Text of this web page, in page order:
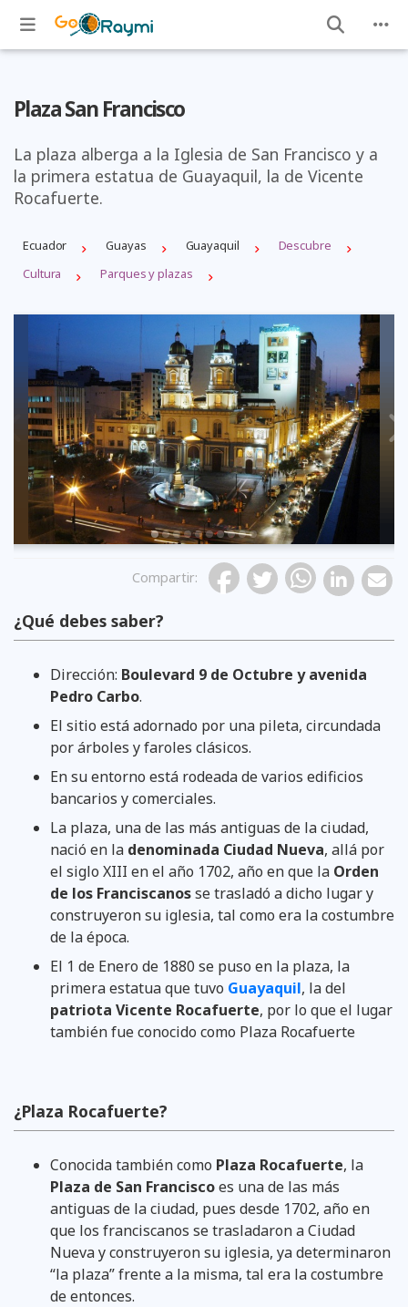
Plaza San Francisco
La plaza alberga a la Iglesia de San Francisco y a
la primera estatua de Guayaquil, la de Vicente
Rocafuerte.
Ecuador Guayas Guayaquil
Descubre
Cultura
Parques y plazas
Previous
Compartir:
¿Qué debes saber?
Dirección: Boulevard 9 de Octubre y avenida
Pedro Carbo.
El sitio está adornado por una pileta, circundada
por árboles y faroles clásicos.
En su entorno está rodeada de varios edificios
bancarios y comerciales.
La plaza, una de las más antiguas de la ciudad,
nació en la denominada Ciudad Nueva, allá por
el siglo XIII en el año 1702, año en que la Orden
de los Franciscanosse trasladó a dicho lugar y
construyeron su iglesia, tal como era la costumbre
de la época.
El 1 de Enero de 1880 se puso en la plaza, la
primera estatua que tuvo Guayaquil, la del
patriota Vicente Rocafuerte, por lo que el lugar
también fue conocido como Plaza Rocafuerte
¿Plaza Rocafuerte?
Conocida también como Plaza Rocafuerte, la
Plaza de San Franciscoes una de las más
antiguas de la ciudad, pues desde 1702, año en
que los franciscanos se trasladaron a Ciudad
Nueva y construyeron su iglesia, ya determinaron
“la plaza” frente a la misma, tal era la costumbre
de entonces.